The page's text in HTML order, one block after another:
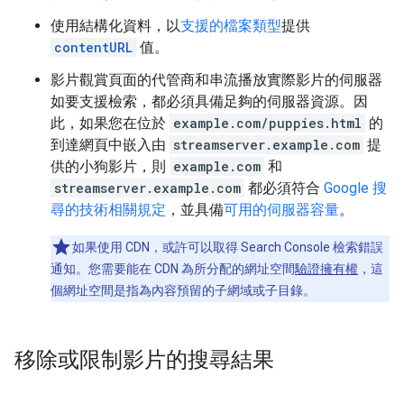
使用結構化資料，以支援的檔案類型提供
contentURL 值。
影片觀賞頁面的代管商和串流播放實際影片的伺服器
如要支援檢索，都必須具備足夠的伺服器資源。因
此，如果您在位於 example.com/puppies.html 的
到達網頁中嵌入由 streamserver.example.com 提
供的小狗影片，則 example.com 和
streamserver.example.com 都必須符合 Google 搜
尋的技術相關規定 ，並具備可用的伺服器容量。
如果使用 CDN，或許可以取得 Search Console 檢索錯誤
通知。您需要能在 CDN 為所分配的網址空間驗證擁有權 ，這
個網址空間是指為內容預留的子網域或子目錄。
移除或限制影片的搜尋結果